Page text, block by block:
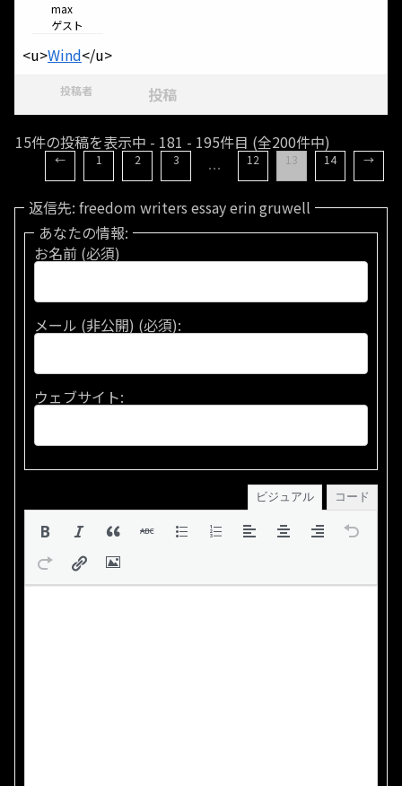
max
ゲスト
<u>Wind</u>
投稿者 投稿
15件の投稿を表示中 - 181 - 195件目 (全200件中)
← 1 2 3 … 12 13 14 →
返信先: freedom writers essay erin gruwell
あなたの情報:
お名前 (必須)
メール (非公開) (必須):
ウェブサイト:
ビジュアル コード